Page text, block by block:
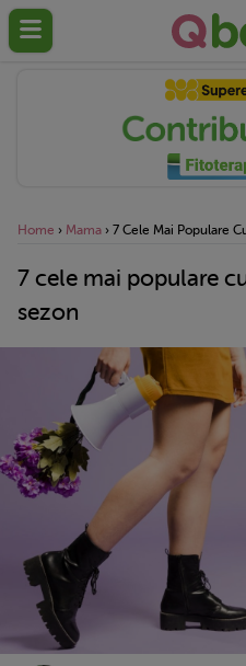
Home › Mama › 7 Cele Mai Populare
7 cele mai populare
sezon